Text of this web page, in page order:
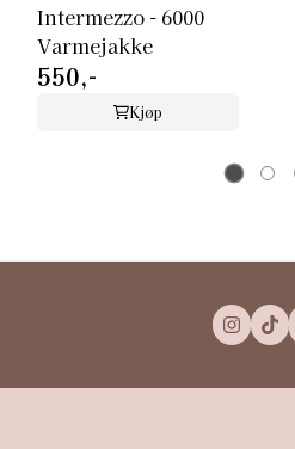
Intermezzo - 6000
Varmejakke
550,-
Kjøp